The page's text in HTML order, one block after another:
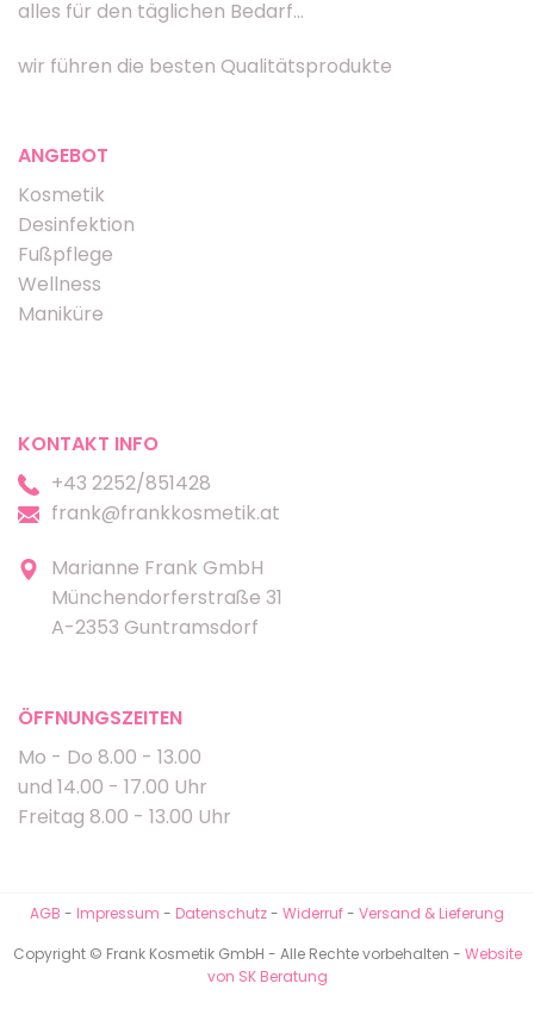
alles für den täglichen Bedarf...
wir führen die besten Qualitätsprodukte
ANGEBOT
Kosmetik
Desinfektion
Fußpflege
Wellness
Maniküre
KONTAKT INFO
+43 2252/851428
frank@frankkosmetik.at
Marianne Frank GmbH
Münchendorferstraße 31
A-2353 Guntramsdorf
ÖFFNUNGSZEITEN
Mo - Do 8.00 - 13.00
und 14.00 - 17.00 Uhr
Freitag 8.00 - 13.00 Uhr
AGB - Impressum - Datenschutz- Widerruf- Versand & Lieferung
Copyright © Frank Kosmetik GmbH - Alle Rechte vorbehalten - Website
von SK Beratung